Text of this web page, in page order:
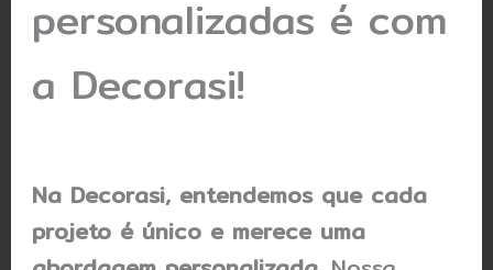
personalizadas é com
a Decorasi!
Na Decorasi, entendemos que cada
projeto é único e merece uma